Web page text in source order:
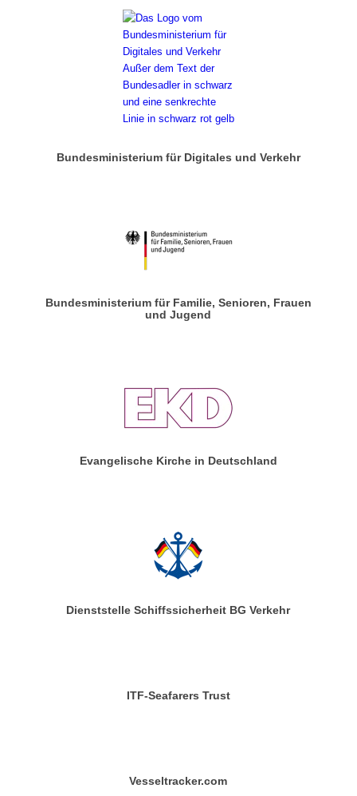
Bundesministerium für Digitales und Verkehr
Bundesministerium für Familie, Senioren, Frauen
und Jugend
Evangelische Kirche in Deutschland
Dienststelle Schiffssicherheit BG Verkehr
ITF-Seafarers Trust
Vesseltracker.com